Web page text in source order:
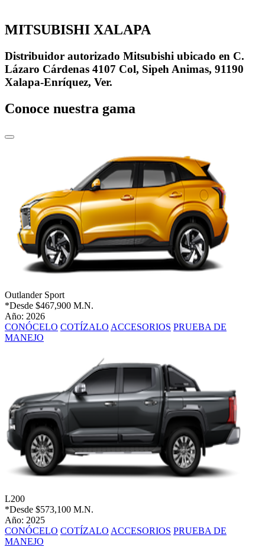
MITSUBISHI XALAPA
Distribuidor autorizado Mitsubishi ubicado en C.
Lázaro Cárdenas 4107 Col, Sipeh Animas, 91190
Xalapa-Enríquez, Ver.
Conoce nuestra gama
Outlander Sport
*Desde $467,900 M.N.
Año: 2026
CONÓCELO COTÍZALO ACCESORIOS PRUEBA DE
MANEJO
L200
*Desde $573,100 M.N.
Año: 2025
CONÓCELO COTÍZALO ACCESORIOS PRUEBA DE
MANEJO